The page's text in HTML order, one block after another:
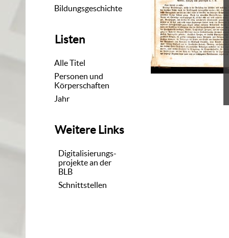
Bildungsgeschichte
Listen
Alle Titel
Personen und
Körperschaften
Jahr
Weitere Links
Digitalisierungs-
projekte an der
BLB
Schnittstellen